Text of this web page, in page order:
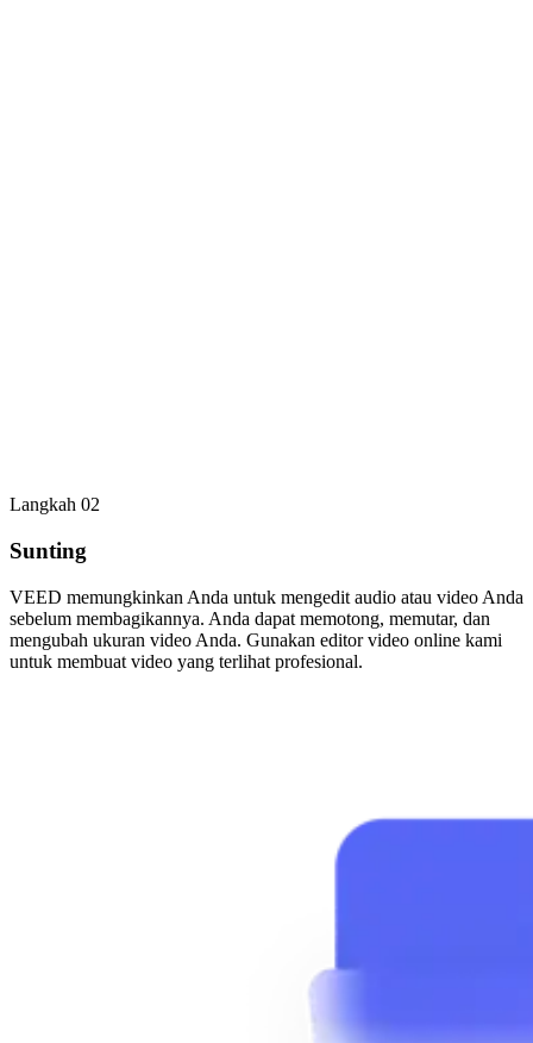
Langkah 02
Sunting
VEED memungkinkan Anda untuk mengedit audio atau video Anda
sebelum membagikannya. Anda dapat memotong, memutar, dan
mengubah ukuran video Anda. Gunakan editor video online kami
untuk membuat video yang terlihat profesional.